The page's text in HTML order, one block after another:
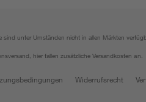
unter Umständen nicht in allen Märkten
hier fallen zusätzliche Versandkosten an.
Widerrufsrecht